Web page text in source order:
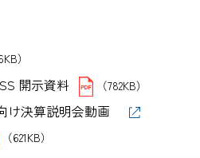
）
開示資料 （782KB）
け決算説明会動画
（621KB）